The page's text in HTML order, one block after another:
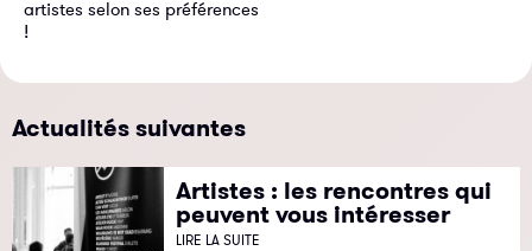
artistes selon ses préférences
!
Actualités suivantes
Artistes : les rencontres qui
peuvent vous intéresser
LIRE LA SUITE